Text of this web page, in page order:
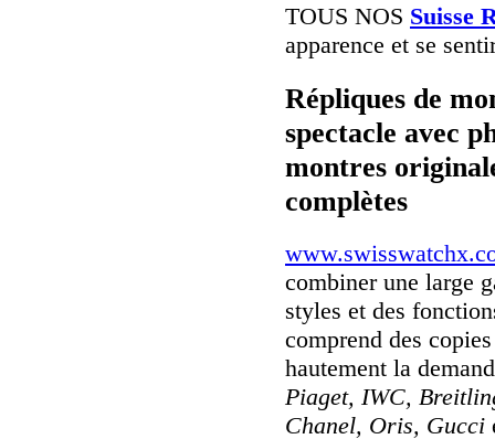
TOUS NOS Suisse
apparence et se
Répliques de
spectacle avec
montres
complètes
combiner une large
styles et des
comprend des
hautement la
Piaget, IWC,
Chanel, Oris, Gucci